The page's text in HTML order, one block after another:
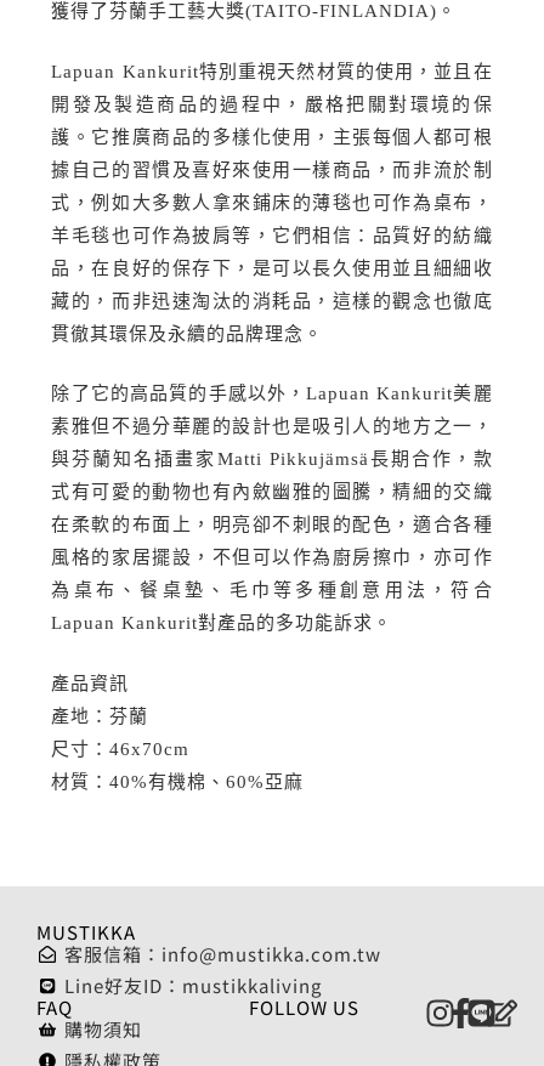
獲得了芬蘭手工藝大獎(TAITO-FINLANDIA)。
Lapuan Kankurit特別重視天然材質的使用，並且在
開發及製造商品的過程中，嚴格把關對環境的保
護。它推廣商品的多樣化使用，主張每個人都可根
據自己的習慣及喜好來使用一樣商品，而非流於制
式，例如大多數人拿來鋪床的薄毯也可作為桌布，
羊毛毯也可作為披肩等，它們相信：品質好的紡織
品，在良好的保存下，是可以長久使用並且細細收
藏的，而非迅速淘汰的消耗品，這樣的觀念也徹底
貫徹其環保及永續的品牌理念。
除了它的高品質的手感以外，Lapuan Kankurit美麗
素雅但不過分華麗的設計也是吸引人的地方之一，
與芬蘭知名插畫家Matti Pikkujämsä長期合作，款
式有可愛的動物也有內斂幽雅的圖騰，精細的交織
在柔軟的布面上，明亮卻不刺眼的配色，適合各種
風格的家居擺設，不但可以作為廚房擦巾，亦可作
為桌布、餐桌墊、毛巾等多種創意用法，符合
Lapuan Kankurit對產品的多功能訴求。
產品資訊
產地：芬蘭
尺寸：46x70cm
材質：40%有機棉、60%亞麻
MUSTIKKA
客服信箱： info@mustikka.com.tw
Line好友ID：mustikkaliving
FAQ
購物須知
FOLLOW US